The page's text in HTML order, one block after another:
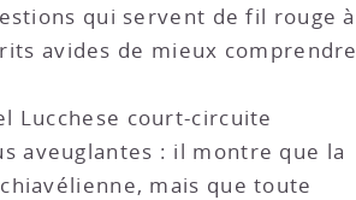
qui servent de fil rouge à
avides de mieux comprendre
Lucchese court-circuite
aveuglantes : il montre que la
mais que toute